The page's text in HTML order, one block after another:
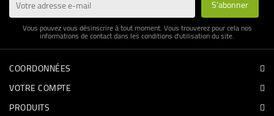
Vous pouvez vous désinscrire à tout moment. Vous trouverez pour cela nos
informations de contact dans les conditions d'utilisation du site.
COORDONNÉES
VOTRE COMPTE
PRODUITS